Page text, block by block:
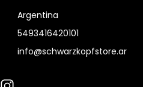
Argentina
5493416420101
info@schwarzkopfstore.ar